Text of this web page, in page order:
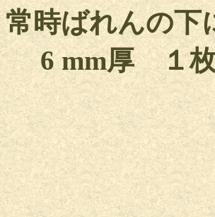
常時ばれんの下
6 mm厚 １枚